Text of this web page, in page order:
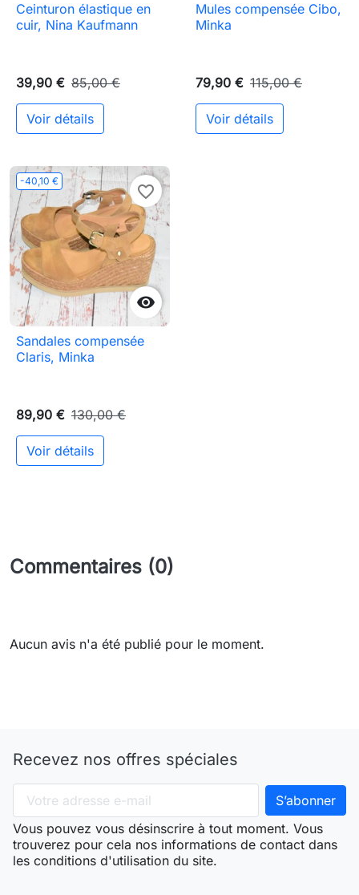
Ceinturon élastique en
cuir, Nina Kaufmann
39,90 € 85,00 €
Voir détails
Mules compensée Cibo,
Minka
79,90 € 115,00 €
Voir détails
-40,10 €

favorite_border
Sandales compensée
Claris, Minka
89,90 € 130,00 €
Voir détails
Commentaires (0)
Aucun avis n'a été publié pour le moment.
Recevez nos offres spéciales
Vous pouvez vous désinscrire à tout moment. Vous
trouverez pour cela nos informations de contact dans
les conditions d'utilisation du site.